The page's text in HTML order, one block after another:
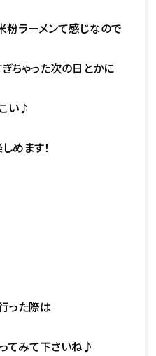
ラーメンて感じなので
ちゃった次の日とかに
い♪
めます！
った際は
てみて下さいね♪